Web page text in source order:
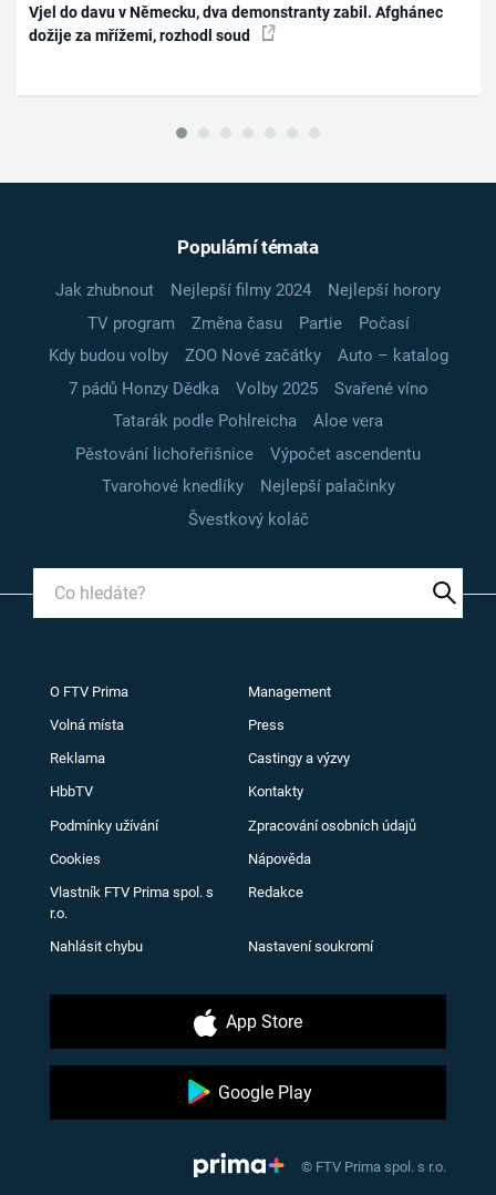
Vjel do davu v Německu, dva demonstranty zabil. Afghánec
dožije za mřížemi, rozhodl soud
Populární témata
Jak zhubnout Nejlepší filmy 2024
Nejlepší horory
TV program
Změna času Partie
Počasí
Kdy budou volby
ZOO Nové začátky
Auto – katalog
7 pádů Honzy Dědka
Volby 2025
Svařené víno
Tatarák podle Pohlreicha
Aloe vera
Pěstování lichořeřišnice
Výpočet ascendentu
Tvarohové knedlíky
Nejlepší palačinky
Švestkový koláč
O FTV Prima Management
Volná místa Press
Reklama Castingy a výzvy
HbbTV Kontakty
Podmínky užívání Zpracování osobních údajů
Cookies Nápověda
Vlastník FTV Prima spol. s
r.o.
Redakce
Nahlásit chybu Nastavení soukromí
App Store
Google Play
© FTV Prima spol. s r.o.